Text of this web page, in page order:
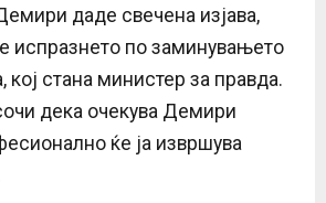
даде свечена изјава,
испразнето по заминувањето
кој стана министер за правда.
дека очекува Демири
ќе ја извршува